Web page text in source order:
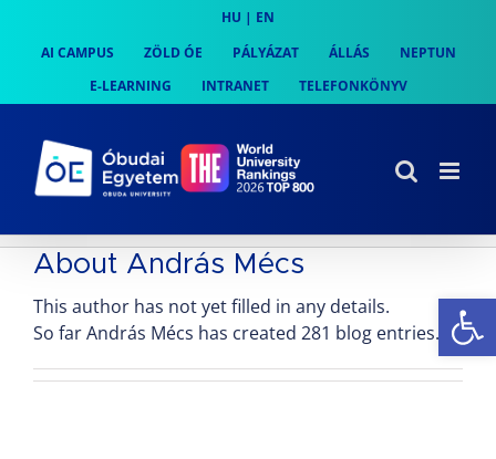
content
HU | EN
AI CAMPUS
ZÖLD ÓE PÁLYÁZAT ÁLLÁS
NEPTUN
E-LEARNING
INTRANET TELEFONKÖNYV
About András Mécs
This author has not yet filled in any details.
So far András Mécs has created 281 blog entries.